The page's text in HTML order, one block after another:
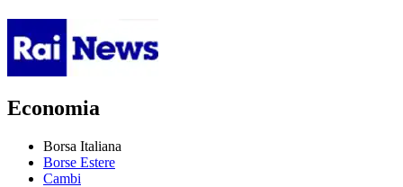
Economia
Borsa Italiana
Borse Estere
Cambi